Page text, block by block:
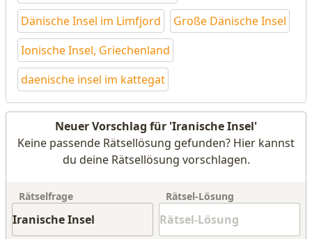
Dänische Insel im Limfjord
Große Dänische Insel
Ionische Insel, Griechenland
daenische insel im kattegat
Neuer Vorschlag für 'Iranische Insel'
Keine passende Rätsellösung gefunden? Hier kannst
du deine Rätsellösung vorschlagen.
Rätselfrage Rätsel-Lösung